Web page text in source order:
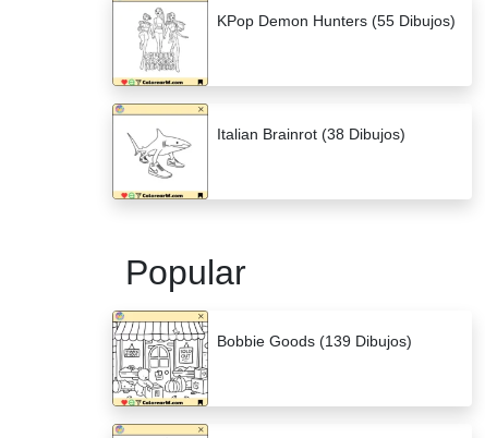
KPop Demon Hunters (55 Dibujos)
Italian Brainrot (38 Dibujos)
Popular
Bobbie Goods (139 Dibujos)